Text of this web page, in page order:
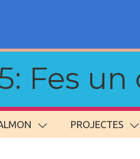
Fes
PROJECTES